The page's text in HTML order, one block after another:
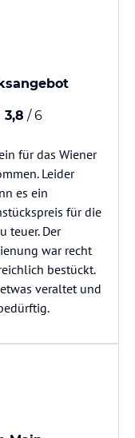
3,8 / 6
für das Wiener
Leider
es ein
für die
teuer. Der
war recht
bestückt.
veraltet und